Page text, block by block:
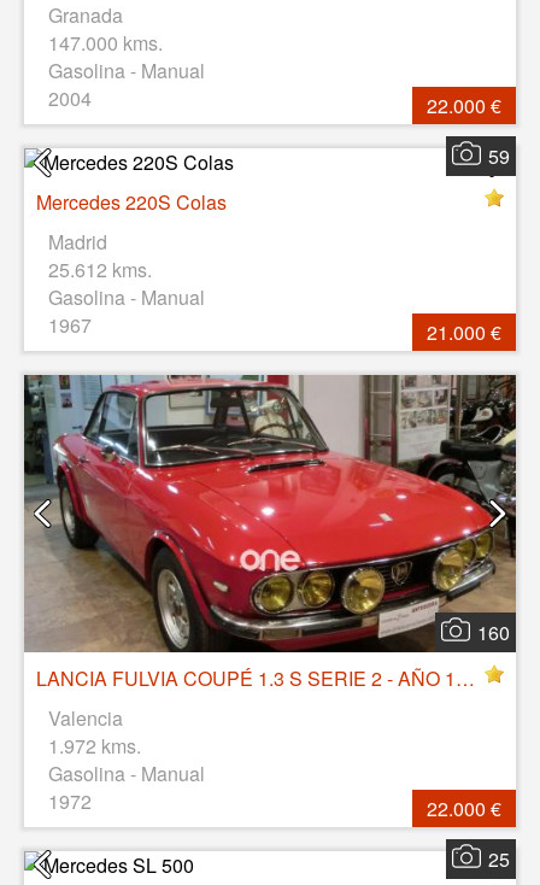
Granada
147.000 kms.
Gasolina - Manual
2004
22.000 €
59
Mercedes 220S Colas
Madrid
25.612 kms.
Gasolina - Manual
1967
21.000 €
160
LANCIA FULVIA COUPÉ 1.3 S SERIE 2 - AÑO 1973
Valencia
1.972 kms.
Gasolina - Manual
1972
22.000 €
25